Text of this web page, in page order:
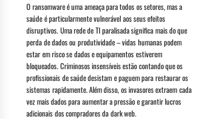
O ransomware é uma ameaça para todos os setores, mas a
saúde é particularmente vulnerável aos seus efeitos
disruptivos. Uma rede de TI paralisada significa mais do que
perda de dados ou produtividade – vidas humanas podem
estar em risco se dados e equipamentos estiverem
bloqueados. Criminosos insensíveis estão contando que os
profissionais de saúde desistam e paguem para restaurar os
sistemas rapidamente. Além disso, os invasores extraem cada
vez mais dados para aumentar a pressão e garantir lucros
adicionais dos compradores da dark web.